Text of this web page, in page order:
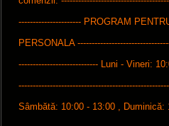
---------------------- PROGRAM
PERSONALA
---------------------------- Luni - Vineri:
Sâmbătă: 10:00 - 13:00 , Duminică: